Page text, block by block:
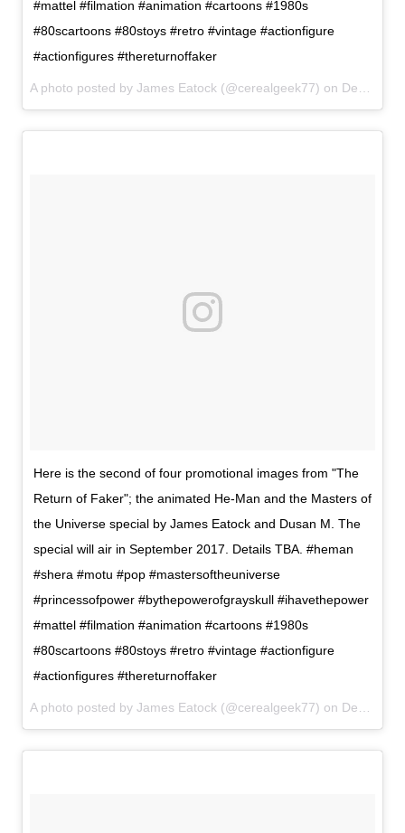
#mattel #filmation #animation #cartoons #1980s
#80scartoons #80stoys #retro #vintage #actionfigure
#actionfigures #thereturnoffaker
A photo posted by James Eatock (@cerealgeek77) on Dec 15, 2016 at 10:19am PST
Here is the second of four promotional images from "The
Return of Faker"; the animated He-Man and the Masters of
the Universe special by James Eatock and Dusan M. The
special will air in September 2017. Details TBA. #heman
#shera #motu #pop #mastersoftheuniverse
#princessofpower #bythepowerofgrayskull #ihavethepower
#mattel #filmation #animation #cartoons #1980s
#80scartoons #80stoys #retro #vintage #actionfigure
#actionfigures #thereturnoffaker
A photo posted by James Eatock (@cerealgeek77) on Dec 14, 2016 at 9:43am PST